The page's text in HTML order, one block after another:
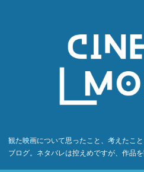
観た映画について思ったこと、考えたこ
ブログ。ネタバレは控えめですが、作品